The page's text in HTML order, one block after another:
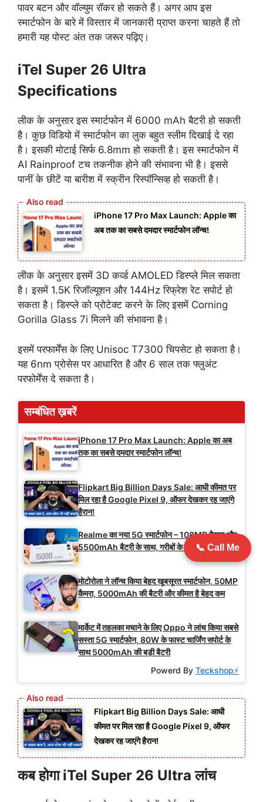
पावर बटन और वाॅल्युम राॅकर हो सकते हैं। अगर आप इस
स्मार्टफोन के बारे में विस्तार में जानकारी प्राप्त करना चाहते हैं तो
हमारी यह पोस्ट अंत तक जरूर पढ़िए।
iTel Super 26 Ultra
Specifications
लीक के अनुसार इस स्मार्टफोन में 6000 mAh बैटरी हो सकती
है। कुछ विडियो में स्मार्टफोन का लुक बहुत स्लीम दिखाई दे रहा
है। इसकी मोटाई सिर्फ 6.8mm हो सकती है। इस स्मार्टफोन में
AI Rainproof टच तकनीक होने की संभावना भी है। इससे
पानीं के छीटें या बारीश में स्क्रीन रिस्पाॅन्सिव्ह हो सकती है।
iPhone 17 Pro Max Launch: Apple का
अब तक का सबसे दमदार स्मार्टफोन लॉन्च!
लीक के अनुसार इसमें 3D कर्व्ड AMOLED डिस्प्ले मिल सकता
है। इसमें 1.5K रिजॉल्यूशन और 144Hz रिफ्रेश रेट सपोर्ट हो
सकता है। डिस्प्ले को प्रोटेक्ट करने के लिए इसमें Corning
Gorilla Glass 7i मिलने की संभावना है।
इसमें परफार्मेंस के लिए Unisoc T7300 चिपसेट हो सकता है।
यह 6nm प्रोसेस पर आधारित है और 6 साल तक फ्लुअंट
परफोर्मेंस दे सकता है।
सम्बंधित ख़बरें
iPhone 17 Pro Max Launch: Apple का अब
तक का सबसे दमदार स्मार्टफोन लॉन्च!
Flipkart Big Billion Days Sale: आधी कीमत पर
मिल रहा है Google Pixel 9, ऑफर देखकर रह जाएंगे
हैरान!
Realme का नया 5G स्मार्टफोन – 108MP कैमरा और
5500mAh बैटरी के साथ, गरीबों के बजट में फिट
मोटोरोला ने लॉन्च किया बेहद खूबसूरत स्मार्टफोन, 50MP
कैमरा, 5000mAh की बैटरी और कीमत है बेहद कम
मार्केट में तहलका मचाने के लिए Oppo ने लांच किया सबसे
सस्ता 5G स्मार्टफोन, 80W के फास्ट चार्जिंग सपोर्ट के
साथ 5000mAh की बड़ी बैटरी
Powerd By Teckshop⚡
Flipkart Big Billion Days Sale: आधी
कीमत पर मिल रहा है Google Pixel 9, ऑफर
देखकर रह जाएंगे हैरान!
कब होगा iTel Super 26 Ultra लांच
📞 Call Me